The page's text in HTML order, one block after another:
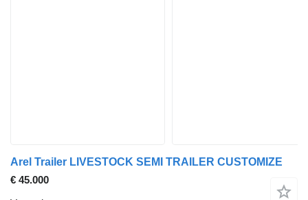
Arel Trailer LIVESTOCK SEMI TRAILER CUSTOMIZE
€ 45.000